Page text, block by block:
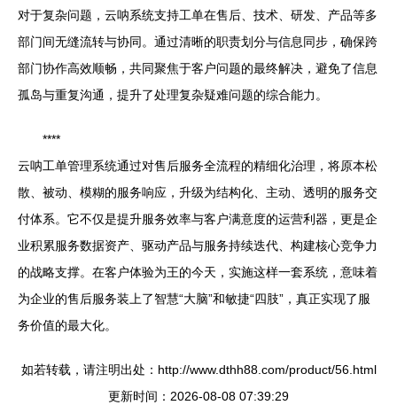
对于复杂问题，云呐系统支持工单在售后、技术、研发、产品等多
部门间无缝流转与协同。通过清晰的职责划分与信息同步，确保跨
部门协作高效顺畅，共同聚焦于客户问题的最终解决，避免了信息
孤岛与重复沟通，提升了处理复杂疑难问题的综合能力。
****
云呐工单管理系统通过对售后服务全流程的精细化治理，将原本松
散、被动、模糊的服务响应，升级为结构化、主动、透明的服务交
付体系。它不仅是提升服务效率与客户满意度的运营利器，更是企
业积累服务数据资产、驱动产品与服务持续迭代、构建核心竞争力
的战略支撑。在客户体验为王的今天，实施这样一套系统，意味着
为企业的售后服务装上了智慧“大脑”和敏捷“四肢”，真正实现了服
务价值的最大化。
如若转载，请注明出处：http://www.dthh88.com/product/56.html
更新时间：2026-08-08 07:39:29